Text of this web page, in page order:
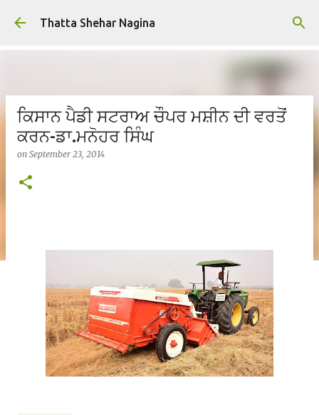
Skip to main content
Thatta Shehar Nagina
ਕਿਸਾਨ ਪੈਡੀ ਸਟਰਾਅ ਚੌਪਰ ਮਸ਼ੀਨ ਦੀ ਵਰਤੋਂ
ਕਰਨ-ਡਾ.ਮਨੋਹਰ ਸਿੰਘ
on September 23, 2014